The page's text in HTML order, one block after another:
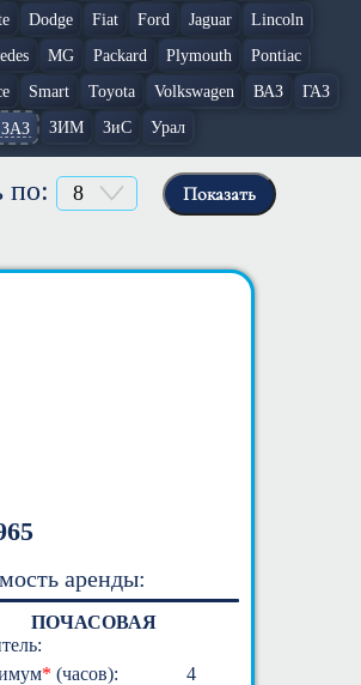
Dodge Fiat Ford Jaguar
Lincoln
MG Packard Plymouth
Pontiac
Smart Toyota Volkswagen ВАЗ
ГАЗ
ЗАЗ
ЗИМ ЗиС Урал
по: Показать
аренды:
ПОЧАСОВАЯ
* (часов):
4